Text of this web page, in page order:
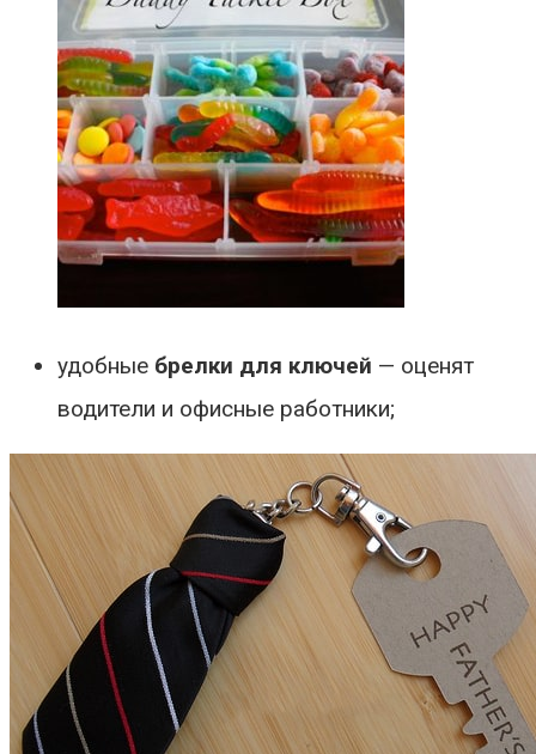
удобные брелки для ключей — оценят
водители и офисные работники;